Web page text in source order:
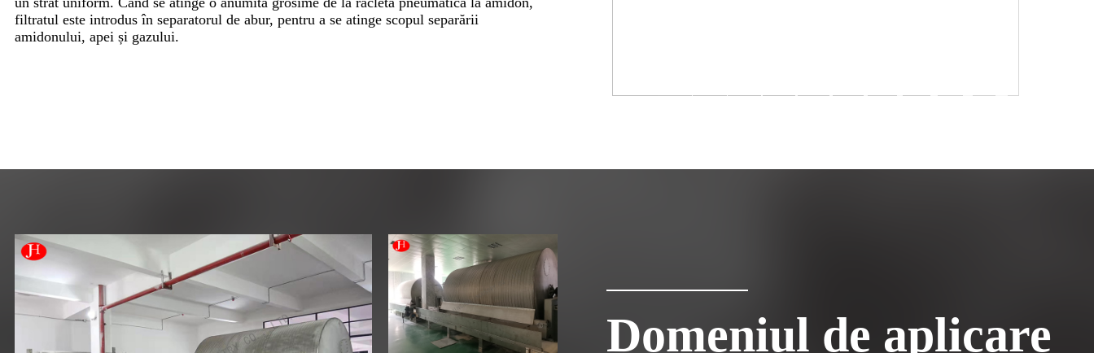
filtratul este introdus în separatorul de abur, pentru a se atinge scopul separării
amidonului, apei și gazului.
Domeniul de aplicare